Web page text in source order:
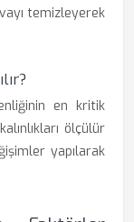
temizleyerek
en kritik
ölçülür
yapılarak